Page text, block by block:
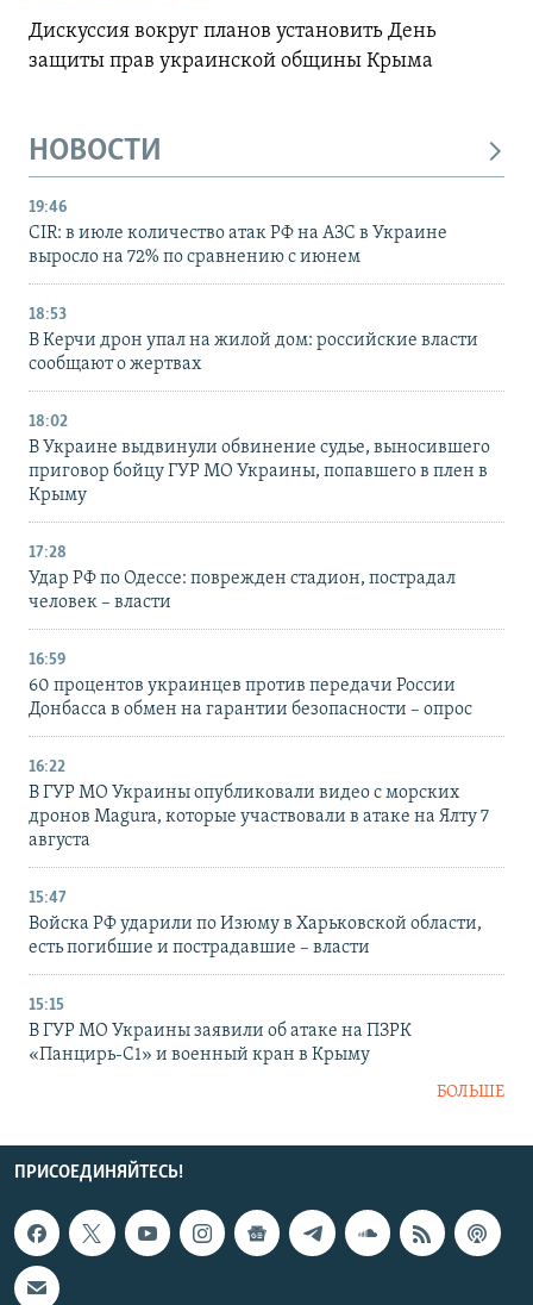
Дискуссия вокруг планов установить День
защиты прав украинской общины Крыма
НОВОСТИ
19:46
CIR: в июле количество атак РФ на АЗС в Украине
выросло на 72% по сравнению с июнем
18:53
В Керчи дрон упал на жилой дом: российские власти
сообщают о жертвах
18:02
В Украине выдвинули обвинение судье, выносившего
приговор бойцу ГУР МО Украины, попавшего в плен в
Крыму
17:28
Удар РФ по Одессе: поврежден стадион, пострадал
человек – власти
16:59
60 процентов украинцев против передачи России
Донбасса в обмен на гарантии безопасности – опрос
16:22
В ГУР МО Украины опубликовали видео с морских
дронов Magura, которые участвовали в атаке на Ялту 7
августа
15:47
Войска РФ ударили по Изюму в Харьковской области,
есть погибшие и пострадавшие – власти
15:15
В ГУР МО Украины заявили об атаке на ПЗРК
«Панцирь-С1» и военный кран в Крыму
БОЛЬШЕ
ПРИСОЕДИНЯЙТЕСЬ!